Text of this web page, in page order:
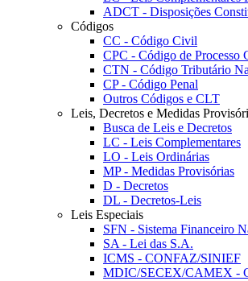
ADCT - Disposições
Códigos
CC - Código Civil
CPC - Código de Processo
CTN - Código Tributário
CP - Código Penal
Outros Códigos e CLT
Leis, Decretos e Medidas
Busca de Leis e Decretos
LC - Leis Complementares
LO - Leis Ordinárias
MP - Medidas Provisórias
D - Decretos
DL - Decretos-Leis
Leis Especiais
SFN - Sistema Financeiro
SA - Lei das S.A.
ICMS - CONFAZ/SINIEF
MDIC/SECEX/CAMEX -